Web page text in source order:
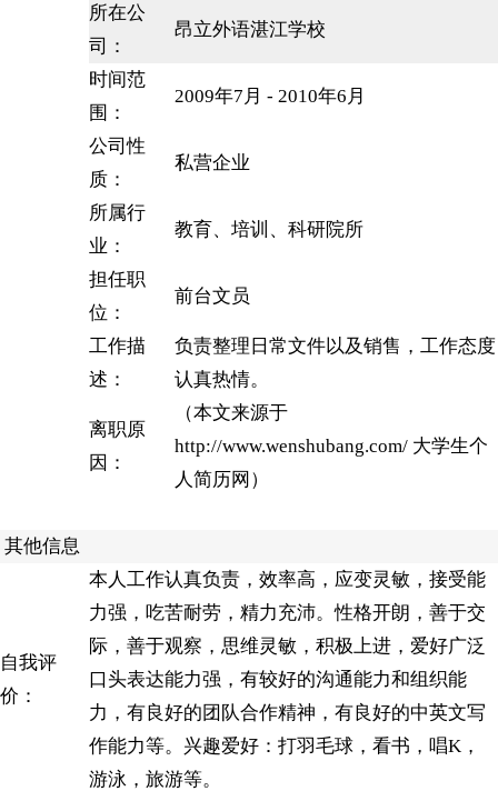
所在公
司：
昂立外语湛江学校
时间范
围：
2009年7月 - 2010年6月
公司性
质：
私营企业
所属行
业：
教育、培训、科研院所
担任职
位：
前台文员
工作描
述：
负责整理日常文件以及销售，工作态度
认真热情。
离职原
因：
（本文来源于
http://www.wenshubang.com/ 大学生个
人简历网）
其他信息
自我评
价：
本人工作认真负责，效率高，应变灵敏，接受能
力强，吃苦耐劳，精力充沛。性格开朗，善于交
际，善于观察，思维灵敏，积极上进，爱好广泛
口头表达能力强，有较好的沟通能力和组织能
力，有良好的团队合作精神，有良好的中英文写
作能力等。兴趣爱好：打羽毛球，看书，唱K，
游泳，旅游等。